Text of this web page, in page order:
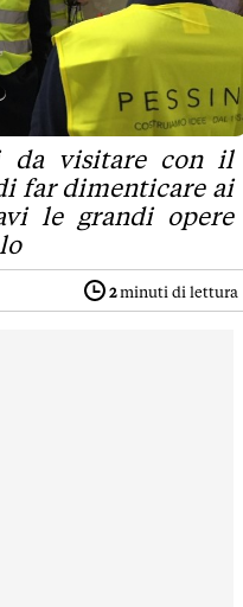
da visitare con il
far dimenticare ai
le grandi opere
2minuti di lettura